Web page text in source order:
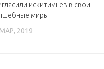
искитимцев в свои
миры
2019